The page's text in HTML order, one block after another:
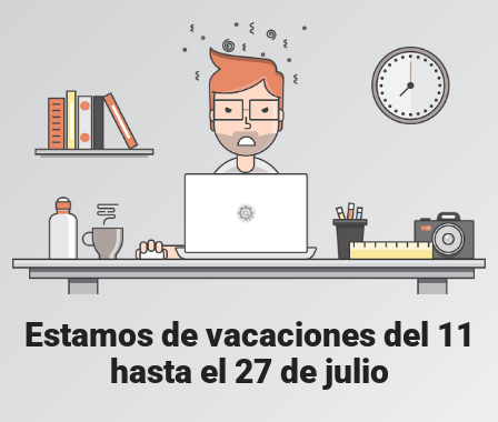
Estamos de vacaciones del 11
hasta el 27 de julio